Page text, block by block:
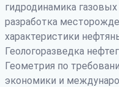
гидродинамика
разработка
характеристики
Геологоразведка
Геометрия по
экономики и